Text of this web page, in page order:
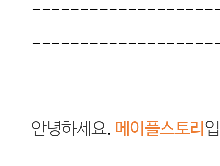
안녕하세요. 메이플스토리